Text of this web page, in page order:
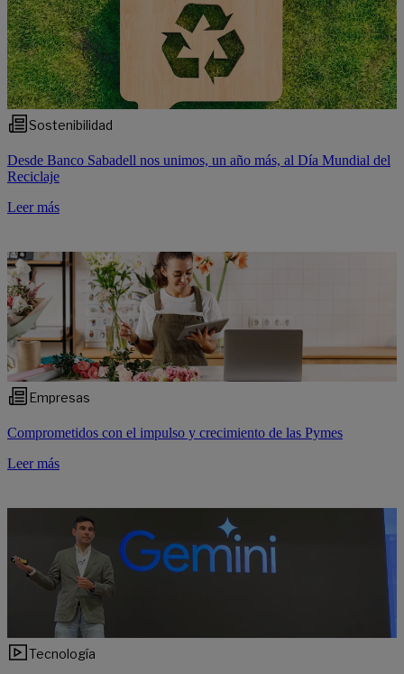
Sostenibilidad
Desde Banco Sabadell nos unimos, un año más, al Día Mundial del
Reciclaje
Leer más
Empresas
Comprometidos con el impulso y crecimiento de las Pymes
Leer más
Tecnología